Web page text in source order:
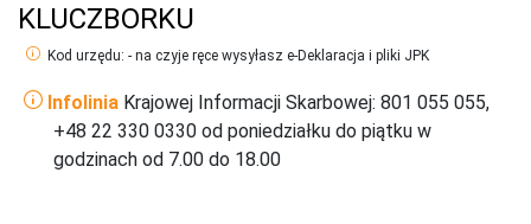
KLUCZBORKU
Kod urzędu: - na czyje ręce wysyłasz e-Deklaracja i pliki JPK
Infolinia Krajowej Informacji Skarbowej: 801 055 055,
+48 22 330 0330 od poniedziałku do piątku w
godzinach od 7.00 do 18.00